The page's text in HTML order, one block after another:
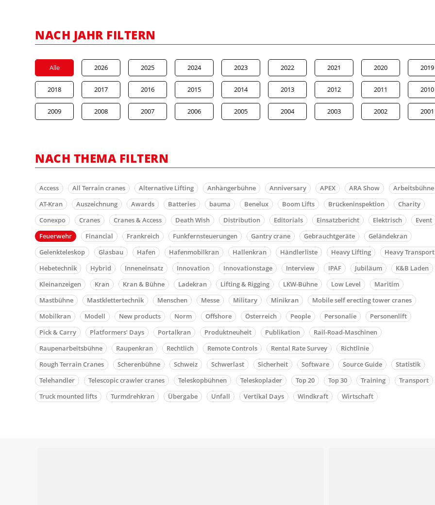
NACH JAHR FILTERN
Alle 2026 2025 2024 2023 2022 2021 2020 2019
2018 2017 2016 2015 2014 2013 2012 2011 2010
2009 2008 2007 2006 2005 2004 2003 2002 2001
NACH THEMA FILTERN
Access All Terrain cranes Alternative Lifting Anhängerbühne Anniversary APEX ARA Show
Arbeitsbühne
AT-Kran
Auszeichnung Awards Batteries bauma Benelux Boom Lifts Brückeninspektion
Charity
Conexpo
Cranes Cranes & Access Death Wish Distribution Editorials Einsatzbericht Elektrisch
Event
Feuerwehr
Financial Frankreich Funkfernsteuerungen Gantry crane Gebrauchtgeräte
Geländekran
Gelenkteleskop
Glasbau Hafen Hafenmobilkran Hallenkran Händlerliste Heavy Lifting
Heavy Transport
Hebetechnik
Hybrid Inneneinsatz Innovation Innovationstage Interview IPAF Jubiläum
K&B Laden
Kleinanzeigen
Kran Kran & Bühne Ladekran Lifting & Rigging LKW-Bühne Low Level
Maritim
Mastbühne
Mastklettertechnik Menschen Messe Military Minikran
Mobile self erecting tower cranes
Mobilkran
Modell New products Norm Offshore Österreich People Personalie
Personenlift
Pick & Carry
Platformers’ Days Portalkran Produktneuheit Publikation
Rail-Road-Maschinen
Raupenarbeitsbühne
Raupenkran Rechtlich Remote Controls Rental Rate Survey
Richtlinie
Rough Terrain Cranes
Scherenbühne Schweiz Schwerlast Sicherheit Software Source Guide
Statistik
Telehandler
Telescopic crawler cranes Teleskopbühnen Teleskoplader Top 20 Top 30 Training
Transport
Truck mounted lifts
Turmdrehkran Übergabe Unfall Vertikal Days Windkraft Wirtschaft